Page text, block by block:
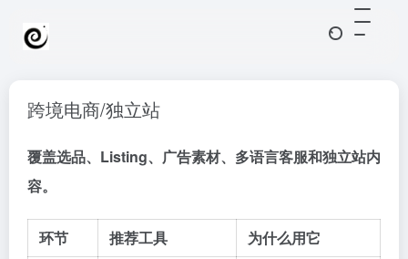
跨境电商/独立站
覆盖选品、Listing、广告素材、多语言客服和独立站内
容。
环节 推荐工具
为什么用它